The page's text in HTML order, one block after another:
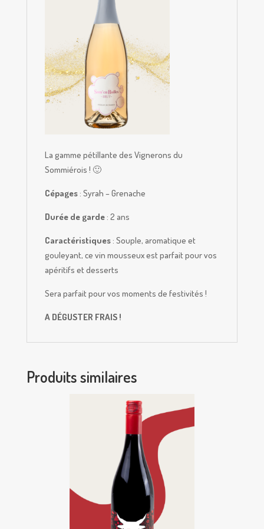
La gamme pétillante des Vignerons du
Sommiérois ! 🙂
Cépages: Syrah – Grenache
Durée de garde: 2 ans
Caractéristiques: Souple, aromatique et
gouleyant, ce vin mousseux est parfait pour vos
apéritifs et desserts
Sera parfait pour vos moments de festivités !
A DÉGUSTER FRAIS !
Produits similaires